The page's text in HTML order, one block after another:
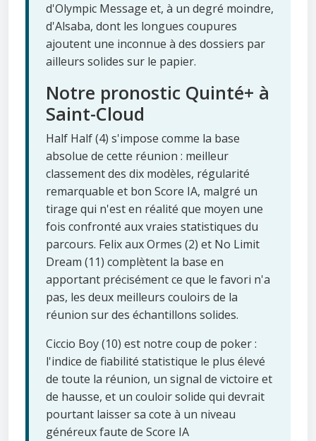
d'Olympic Message et, à un degré moindre,
d'Alsaba, dont les longues coupures
ajoutent une inconnue à des dossiers par
ailleurs solides sur le papier.
Notre pronostic Quinté+ à
Saint-Cloud
Half Half (4) s'impose comme la base
absolue de cette réunion : meilleur
classement des dix modèles, régularité
remarquable et bon Score IA, malgré un
tirage qui n'est en réalité que moyen une
fois confronté aux vraies statistiques du
parcours. Felix aux Ormes (2) et No Limit
Dream (11) complètent la base en
apportant précisément ce que le favori n'a
pas, les deux meilleurs couloirs de la
réunion sur des échantillons solides.
Ciccio Boy (10) est notre coup de poker :
l'indice de fiabilité statistique le plus élevé
de toute la réunion, un signal de victoire et
de hausse, et un couloir solide qui devrait
pourtant laisser sa cote à un niveau
généreux faute de Score IA